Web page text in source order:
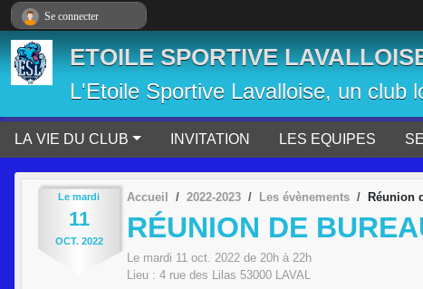
ETOILE SPORTIVE
L'Etoile Sportive Lavalloise, un club
LA VIE DU CLUB INVITATION LES EQUIPES
Le mardi
11
OCT. 2022
Accueil 2022-2023 Les évènements Réunion
RÉUNION DE
Le mardi 11 oct. 2022 de 20h à 22h
Lieu : 4 rue des Lilas 53000 LAVAL
Se connecter
Panneau de gestion des cookies